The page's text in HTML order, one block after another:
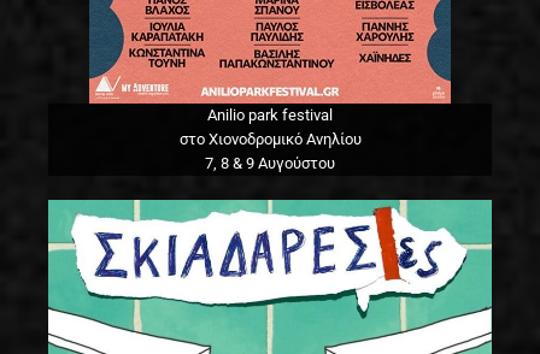
Anilio park festival
στο Χιονοδρομικό Ανηλίου
7, 8 & 9 Αυγούστου